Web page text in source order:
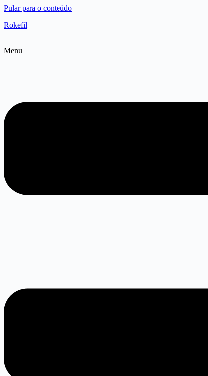
Pular para o conteúdo
Rokefil
Menu